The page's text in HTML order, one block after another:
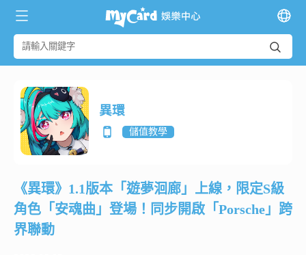
異環
儲值教學
《異環》1.1版本「遊夢洄廊」上線，限定S級
角色「安魂曲」登場！同步開啟「Porsche」跨
界聯動